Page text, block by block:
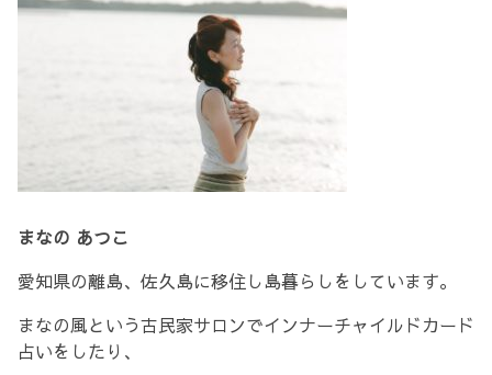
まなの あつこ
愛知県の離島、佐久島に移住し島暮らしをしています。
まなの風という古民家サロンでインナーチャイルドカード
占いをしたり、